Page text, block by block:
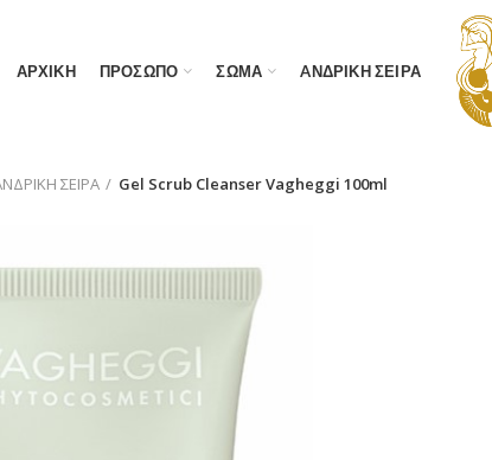
ΑΡΧΙΚΗ ΠΡΟΣΩΠΟ ΣΩΜΑ AΝΔΡΙΚΗ ΣΕΙΡΑ
ΣΕΙΡΑ Gel Scrub Cleanser Vagheggi 100ml